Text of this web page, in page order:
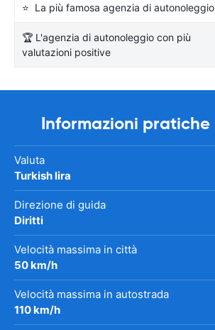
⭐ La più famosa agenzia di autonoleggio
🏆 L'agenzia di autonoleggio con più
valutazioni positive
Informazioni pratiche
Valuta
Turkish lira
Direzione di guida
Diritti
Velocità massima in città
50 km/h
Velocità massima in autostrada
110 km/h